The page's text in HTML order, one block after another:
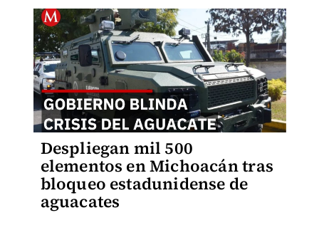
Despliegan mil 500
elementos en Michoacán tras
bloqueo estadunidense de
aguacates